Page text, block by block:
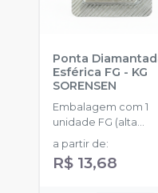
Ponta
Esférica FG - KG
SORENSEN
Embalagem com 1
unidade FG (alta
rotação).
a partir de:
R$ 13,68